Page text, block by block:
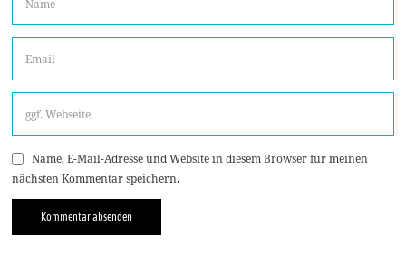
Name, E-Mail-Adresse und Website in diesem Browser für meinen
nächsten Kommentar speichern.